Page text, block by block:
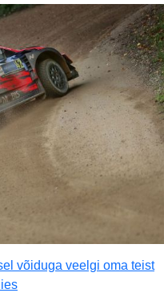
võiduga veelgi oma teist